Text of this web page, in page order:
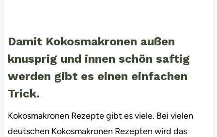
Damit Kokosmakronen außen
knusprig und innen schön saftig
werden gibt es einen einfachen
Trick.
Kokosmakronen Rezepte gibt es viele. Bei vielen
deutschen Kokosmakronen Rezepten wird das